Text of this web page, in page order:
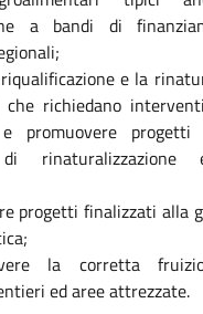
a bandi di
e la
che richiedano
e promuovere
rinaturalizzazione
progetti finalizzati alla
la corretta
ed aree attrezzate.